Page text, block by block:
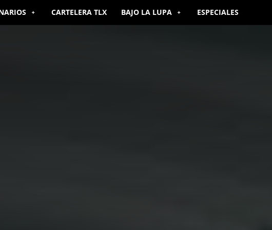
CARTELERA TLX BAJO LA LUPA ESPECIALES